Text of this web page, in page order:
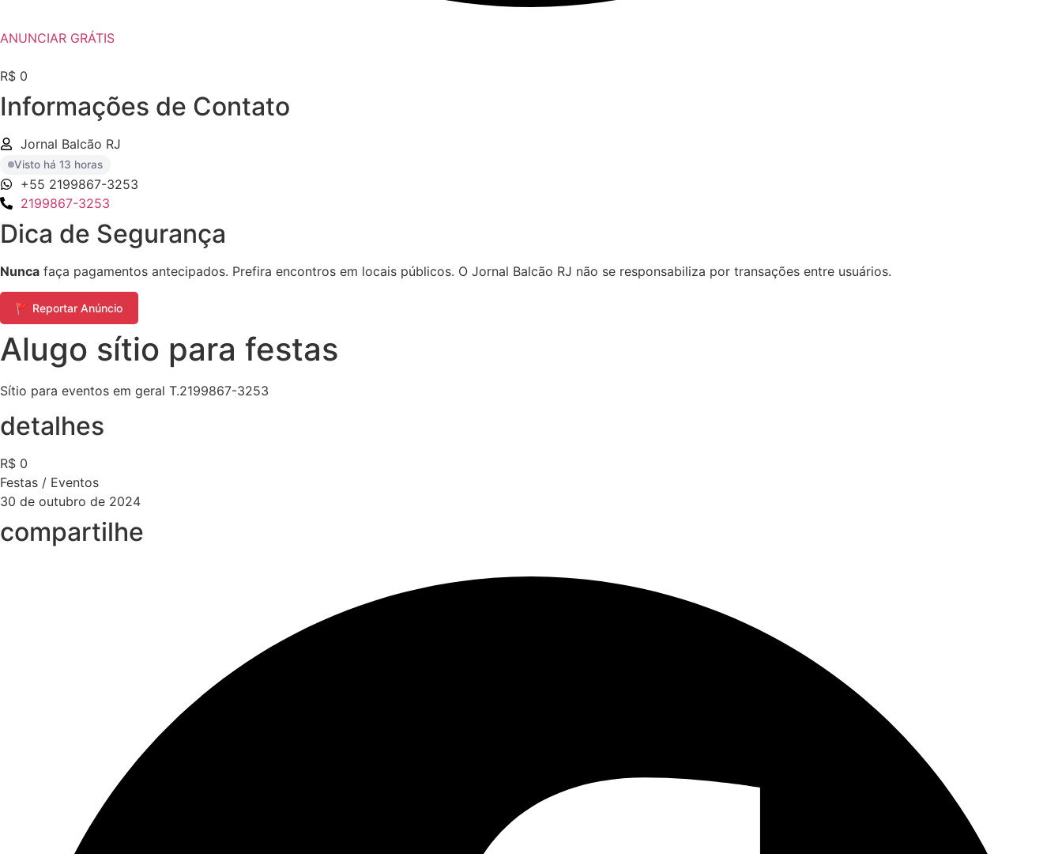
ANUNCIAR GRÁTIS
R$ 0
Informações de Contato
Jornal Balcão RJ
Visto há 13 horas
+55 2199867-3253
2199867-3253
Dica de Segurança
Nunca faça pagamentos antecipados. Prefira encontros em locais públicos. O Jornal Balcão RJ não se responsabiliza por transações entre usuários.
🚩 Reportar Anúncio
Alugo sítio para festas
Sítio para eventos em geral T.2199867-3253
detalhes
R$ 0
Festas / Eventos
30 de outubro de 2024
compartilhe